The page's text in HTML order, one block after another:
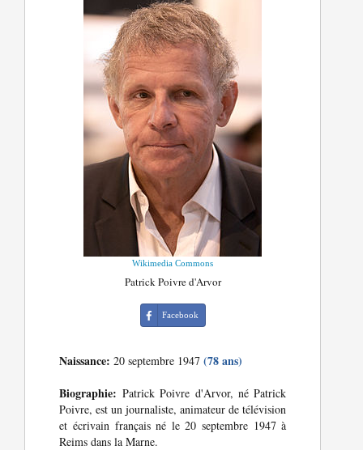
Wikimedia Commons
Patrick Poivre d'Arvor
Facebook
Naissance: 20 septembre 1947(78 ans)
Biographie: Patrick Poivre d'Arvor, né Patrick
Poivre, est un journaliste, animateur de télévision
et écrivain français né le 20 septembre 1947 à
Reims dans la Marne.